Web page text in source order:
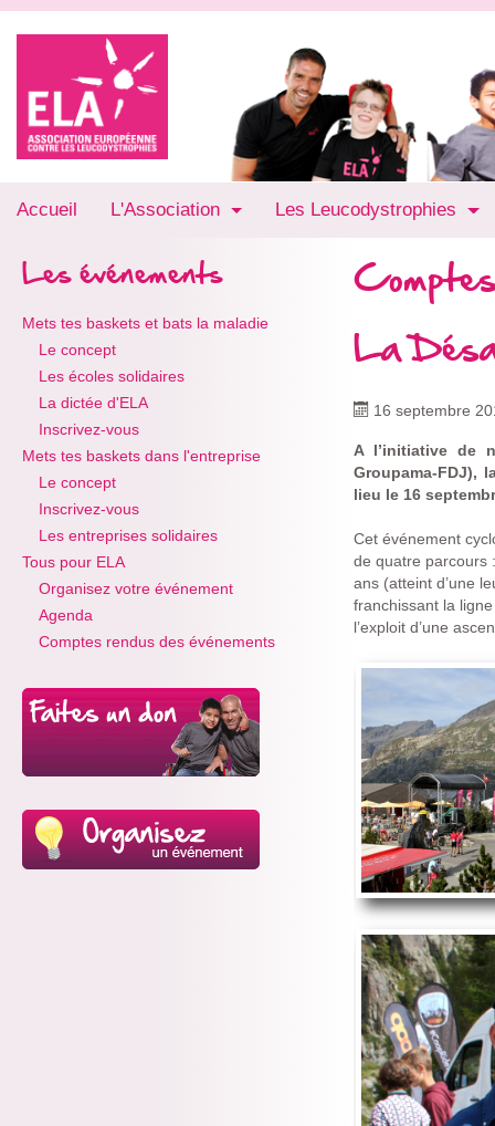
Accueil L'Association Les Leucodystrophies
Les événements
Mets tes baskets et bats la maladie
Le concept
Les écoles solidaires
La dictée d'ELA
Inscrivez-vous
Mets tes baskets dans l'entreprise
Le concept
Inscrivez-vous
Les entreprises solidaires
Tous pour ELA
Organisez votre événement
Agenda
Comptes rendus des événements
La
16 septembre
A l’initiative de
Groupama-FDJ),
lieu le 16
Cet événement
de quatre parcours
ans (atteint d’une
franchissant la
l’exploit d’une